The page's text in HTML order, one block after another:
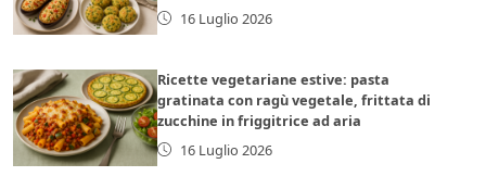
16 Luglio 2026
Ricette vegetariane estive: pasta
gratinata con ragù vegetale, frittata di
zucchine in friggitrice ad aria
16 Luglio 2026